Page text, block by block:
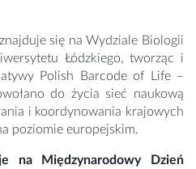
się na Wydziale Biologii
Łódzkiego, tworząc i
Polish Barcode of Life –
do życia sieć naukową
i koordynowania krajowych
poziomie europejskim.
na Międzynarodowy Dzień